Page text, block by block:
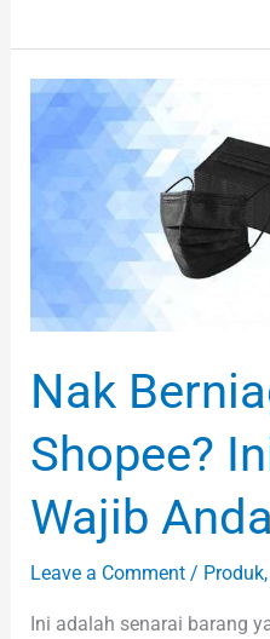
Nak
Shopee?
Wajib
Leave a Comment / Produk,
Ini adalah senarai barang
Nak
Berniaga
Wajib
Anda
Jual